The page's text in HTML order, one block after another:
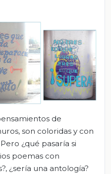
de
son coloridas y con
¿qué pasaría si
poemas con
¿sería una antología?